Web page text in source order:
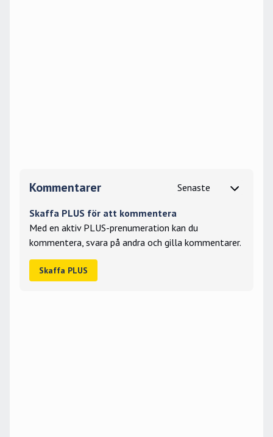
Kommentarer
Skaffa PLUS för att kommentera
Med en aktiv PLUS-prenumeration kan du
kommentera, svara på andra och gilla kommentarer.
Skaffa PLUS